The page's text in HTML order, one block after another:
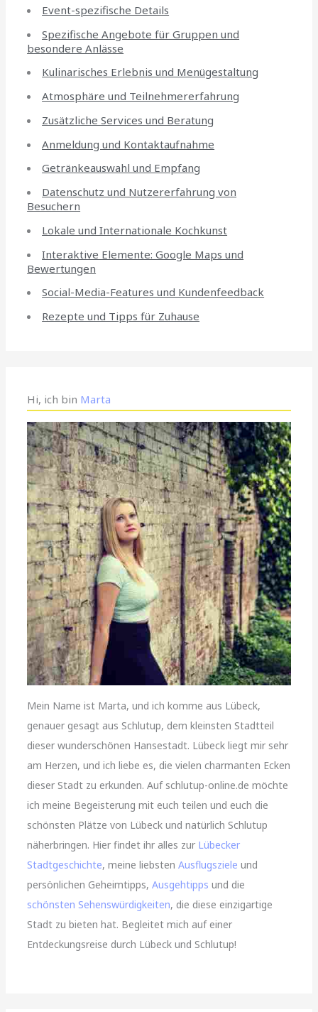
Event-spezifische Details
Spezifische Angebote für Gruppen und
besondere Anlässe
Kulinarisches Erlebnis und Menügestaltung
Atmosphäre und Teilnehmererfahrung
Zusätzliche Services und Beratung
Anmeldung und Kontaktaufnahme
Getränkeauswahl und Empfang
Datenschutz und Nutzererfahrung von
Besuchern
Lokale und Internationale Kochkunst
Interaktive Elemente: Google Maps und
Bewertungen
Social-Media-Features und Kundenfeedback
Rezepte und Tipps für Zuhause
Hi, ich bin Marta
Mein Name ist Marta, und ich komme aus Lübeck,
genauer gesagt aus Schlutup, dem kleinsten Stadtteil
dieser wunderschönen Hansestadt. Lübeck liegt mir sehr
am Herzen, und ich liebe es, die vielen charmanten Ecken
dieser Stadt zu erkunden. Auf schlutup-online.de möchte
ich meine Begeisterung mit euch teilen und euch die
schönsten Plätze von Lübeck und natürlich Schlutup
näherbringen. Hier findet ihr alles zur Lübecker
Stadtgeschichte, meine liebstenAusflugsziele und
persönlichen Geheimtipps,Ausgehtipps und die
schönsten Sehenswürdigkeiten, die diese einzigartige
Stadt zu bieten hat. Begleitet mich auf einer
Entdeckungsreise durch Lübeck und Schlutup!